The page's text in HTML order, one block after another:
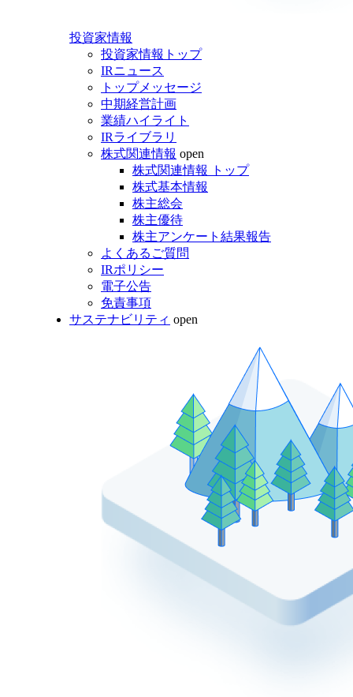
投資家情報
投資家情報トップ
IRニュース
トップメッセージ
中期経営計画
業績ハイライト
IRライブラリ
株式関連情報 open
株式関連情報 トップ
株式基本情報
株主総会
株主優待
株主アンケート結果報告
よくあるご質問
IRポリシー
電子公告
免責事項
サステナビリティ open